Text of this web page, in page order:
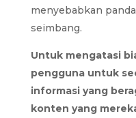
menyebabkan
seimbang.
Untuk mengatasi
pengguna untuk
informasi yang
konten yang